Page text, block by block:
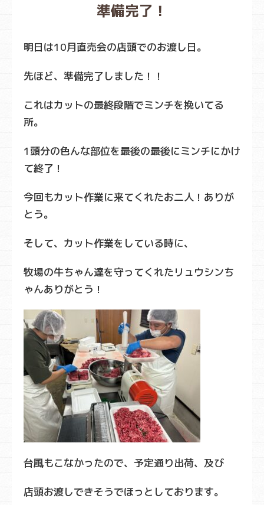
準備完了！
明日は10月直売会の店頭でのお渡し日。
先ほど、準備完了しました！！
これはカットの最終段階でミンチを挽いてる
所。
1頭分の色んな部位を最後の最後にミンチにかけ
て終了！
今回もカット作業に来てくれたお二人！ありが
とう。
そして、カット作業をしている時に、
牧場の牛ちゃん達を守ってくれたリュウシンち
ゃんありがとう！
台風もこなかったので、予定通り出荷、及び
店頭お渡しできそうでほっとしております。